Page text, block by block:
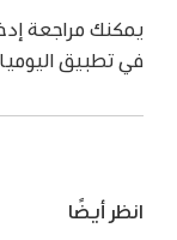
يمكنك مراجعة
في تطبيق
انظر أيضًا